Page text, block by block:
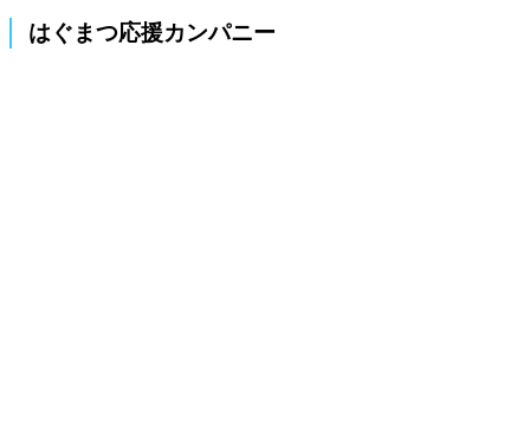
はぐまつ応援カンパニー